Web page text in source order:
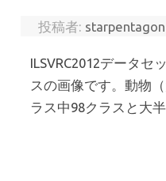
投稿者: starpentagon
ILSVRC2012データセ
スの画像です。動物
ラス中98クラスと大